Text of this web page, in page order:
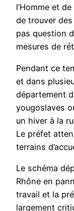
l’Homme et
de trouver des
pas question
mesures de
Pendant ce
et dans
département
yougoslaves
un hiver à la
Le préfet
terrains
Le schéma
Rhône en
travail et la
largement